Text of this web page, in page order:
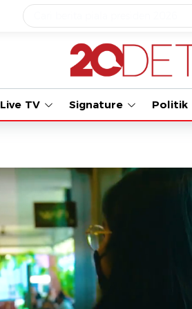
Yang sedang ramai dicari
piala presiden 2026
#3gempa hari ini
#5iran
Promoted
Terakhir yang dicari
Loading...
Live TV Signature Politik